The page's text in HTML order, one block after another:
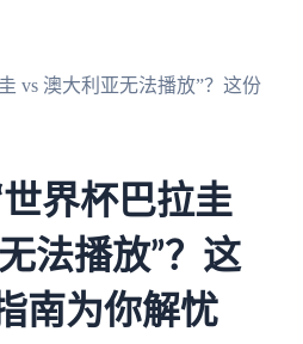
vs 澳大利亚无法播放”？这份
界杯巴拉圭
法播放”？这
南为你解忧